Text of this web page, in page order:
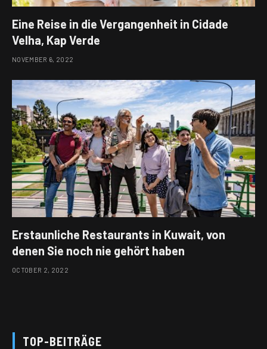
Eine Reise in die Vergangenheit in Cidade
Velha, Kap Verde
NOVEMBER 6, 2022
Erstaunliche Restaurants in Kuwait, von
denen Sie noch nie gehört haben
OCTOBER 2, 2022
TOP-BEITRÄGE